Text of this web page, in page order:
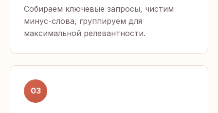
Собираем ключевые запросы, чистим
минус-слова, группируем для
максимальной релевантности.
03